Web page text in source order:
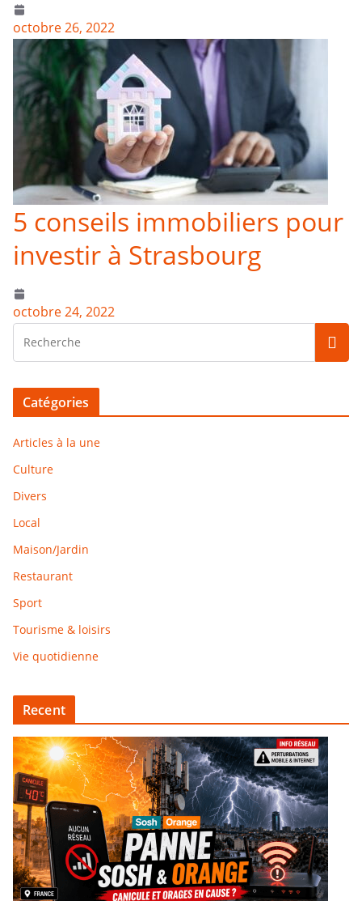
octobre 26, 2022
5 conseils immobiliers pour
investir à Strasbourg
octobre 24, 2022
Catégories
Articles à la une
Culture
Divers
Local
Maison/Jardin
Restaurant
Sport
Tourisme & loisirs
Vie quotidienne
Recent